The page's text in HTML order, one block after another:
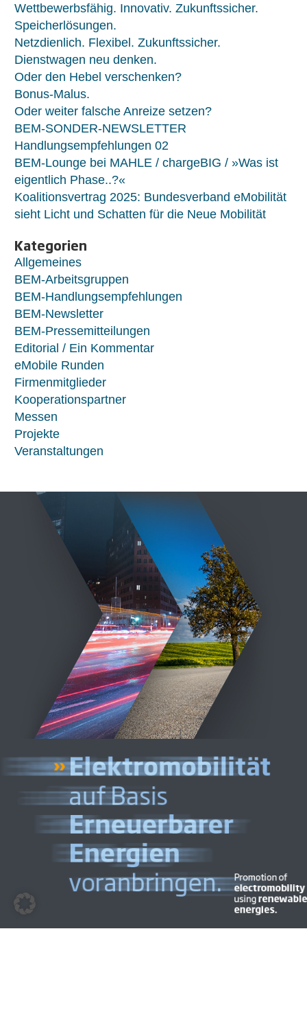
Wettbewerbsfähig. Innovativ. Zukunftssicher.
Speicherlösungen.
Netzdienlich. Flexibel. Zukunftssicher.
Dienstwagen neu denken.
Oder den Hebel verschenken?
Bonus-Malus.
Oder weiter falsche Anreize setzen?
BEM-SONDER-NEWSLETTER
Handlungsempfehlungen 02
BEM-Lounge bei MAHLE / chargeBIG / »Was ist
eigentlich Phase..?«
Koalitionsvertrag 2025: Bundesverband eMobilität
sieht Licht und Schatten für die Neue Mobilität
Kategorien
Allgemeines
BEM-Arbeitsgruppen
BEM-Handlungsempfehlungen
BEM-Newsletter
BEM-Pressemitteilungen
Editorial / Ein Kommentar
eMobile Runden
Firmenmitglieder
Kooperationspartner
Messen
Projekte
Veranstaltungen